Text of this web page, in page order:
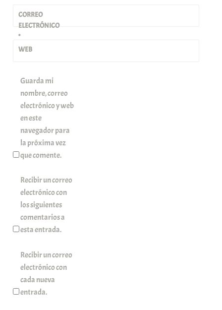
CORREO
ELECTRÓNICO
*
WEB
Guarda mi
nombre, correo
electrónico y web
en este
navegador para
la próxima vez
que comente.
Recibir un correo
electrónico con
los siguientes
comentarios a
esta entrada.
Recibir un correo
electrónico con
cada nueva
entrada.